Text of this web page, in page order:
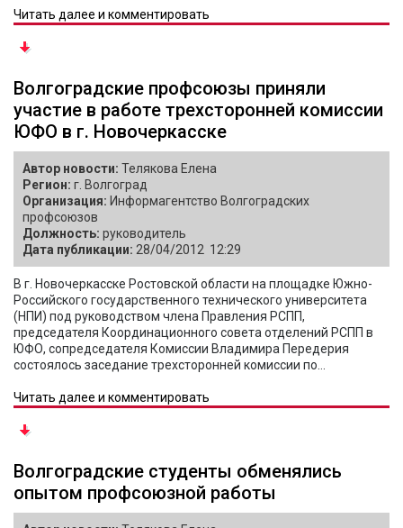
Читать далее и комментировать
Волгоградские профсоюзы приняли
участие в работе трехсторонней комиссии
ЮФО в г. Новочеркасске
Автор новости: Телякова Елена
Регион: г. Волгоград
Организация: Информагентство Волгоградских
профсоюзов
Должность: руководитель
Дата публикации: 28/04/2012 12:29
В г. Новочеркасске Ростовской области на площадке Южно-
Российского государственного технического университета
(НПИ) под руководством члена Правления РСПП,
председателя Координационного совета отделений РСПП в
ЮФО, сопредседателя Комиссии Владимира Передерия
состоялось заседание трехсторонней комиссии по...
Читать далее и комментировать
Волгоградские студенты обменялись
опытом профсоюзной работы